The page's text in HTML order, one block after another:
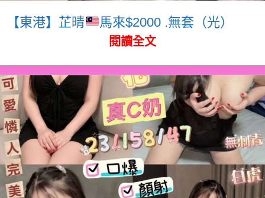
【東港】芷晴 馬來$2000 .無套（光）
閱讀全文